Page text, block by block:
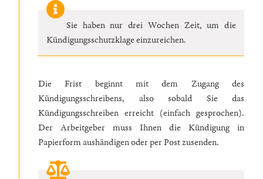
Sie haben nur drei Wochen Zeit, um die
Kündigungsschutzklage einzureichen.
Die Frist beginnt mit dem Zugang des
Kündigungsschreibens, also sobald Sie das
Kündigungsschreiben erreicht (einfach gesprochen).
Der Arbeitgeber muss Ihnen die Kündigung in
Papierform aushändigen oder per Post zusenden.